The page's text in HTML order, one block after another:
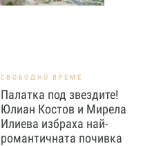
СВОБОДНО ВРЕМЕ
Палатка под звездите!
Юлиан Костов и Мирела
Илиева избраха най-
романтичната почивка